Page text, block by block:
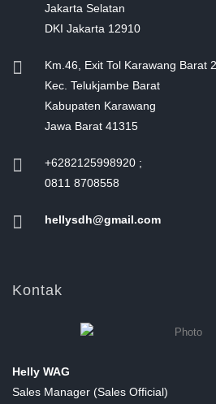
Jakarta Selatan
DKI Jakarta 12910
Km.46, Exit Tol Karawang Barat
Kec. Telukjambe Barat
Kabupaten Karawang
Jawa Barat 41315
+6282125998920 ;
0811 8708558
hellysdh@gmail.com
Kontak
Helly WAG
Sales Manager (Sales Official)